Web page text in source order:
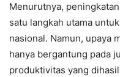
Menurutnya,
satu langkah utama
nasional. Namun, upaya
hanya bergantung pada
produktivitas yang